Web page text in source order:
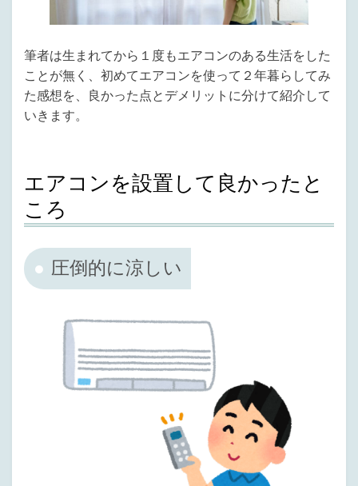
筆者は生まれてから１度もエアコンのある生活をした
ことが無く、初めてエアコンを使って２年暮らしてみ
た感想を、良かった点とデメリットに分けて紹介して
いきます。
エアコンを設置して良かったと
ころ
圧倒的に涼しい